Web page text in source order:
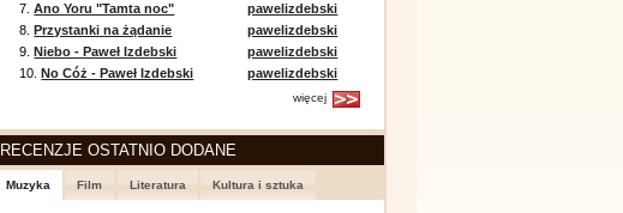
7.Ano Yoru "Tamta noc"
pawelizdebski
8.Przystanki na żądanie
pawelizdebski
9.Niebo - Paweł Izdebski
pawelizdebski
10.No Cóż - Paweł Izdebski pawelizdebski
więcej
RECENZJE OSTATNIO DODANE
Muzyka Film Literatura Kultura i sztuka